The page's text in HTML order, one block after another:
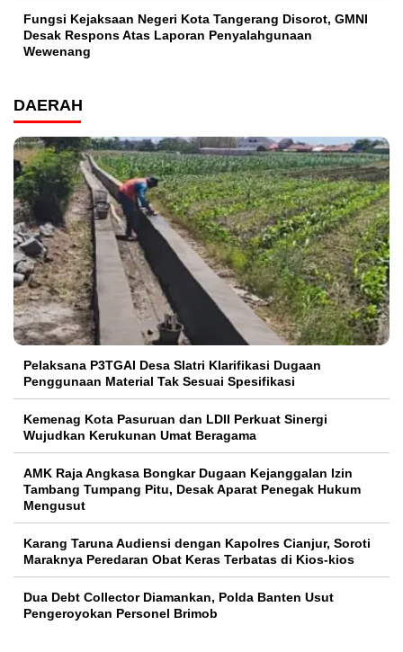
Fungsi Kejaksaan Negeri Kota Tangerang Disorot, GMNI
Desak Respons Atas Laporan Penyalahgunaan
Wewenang
DAERAH
Pelaksana P3TGAI Desa Slatri Klarifikasi Dugaan
Penggunaan Material Tak Sesuai Spesifikasi
Kemenag Kota Pasuruan dan LDII Perkuat Sinergi
Wujudkan Kerukunan Umat Beragama
AMK Raja Angkasa Bongkar Dugaan Kejanggalan Izin
Tambang Tumpang Pitu, Desak Aparat Penegak Hukum
Mengusut
Karang Taruna Audiensi dengan Kapolres Cianjur, Soroti
Maraknya Peredaran Obat Keras Terbatas di Kios-kios
Dua Debt Collector Diamankan, Polda Banten Usut
Pengeroyokan Personel Brimob